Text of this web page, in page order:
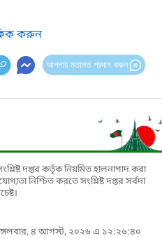
করুন
আপনার মতামত প্রদান করুন
দপ্তর কর্তৃক নিয়মিত হালনাগাদ করা
নিশ্চিত করতে সংশ্লিষ্ট দপ্তর সর্বদা
৪ আগস্ট, ২০২৬ এ ১২:২৬:৪০